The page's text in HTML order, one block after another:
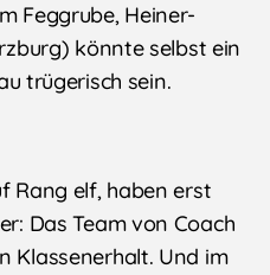
Feggrube, Heiner-
könnte selbst ein
trügerisch sein.
Rang elf, haben erst
Das Team von Coach
Klassenerhalt. Und im